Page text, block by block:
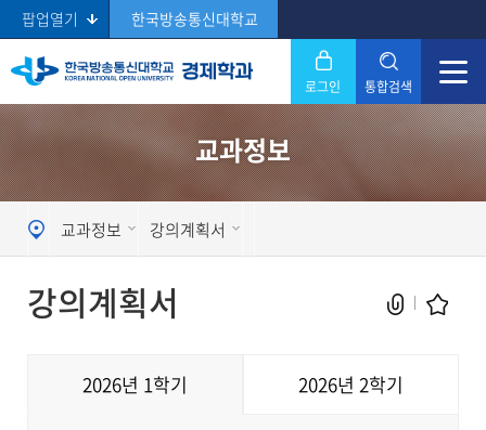
팝업열기 한국방송통신대학교
로그인 통합검색
Search 닫기
교과정보
교과정보 강의계획서
강의계획서
2026년 1학기 2026년 2학기